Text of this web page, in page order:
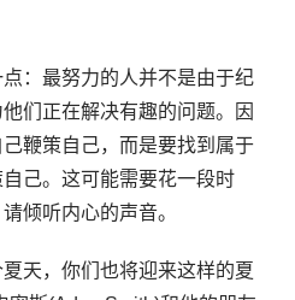
：最努力的人并不是由于纪
们正在解决有趣的问题。因
鞭策自己，而是要找到属于
己。这可能需要花一段时
倾听内心的声音。
天，你们也将迎来这样的夏